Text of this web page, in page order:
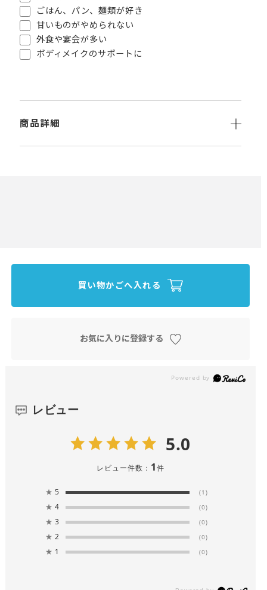
ごはん、パン、麺類が好き
甘いものがやめられない
外食や宴会が多い
ボディメイクのサポートに
商品詳細
買い物かごへ入れる
お気に入りに登録する
レビュー
5.0
レビュー件数： 1件
★ 5 (1)
★ 4 (0)
★ 3 (0)
★ 2 (0)
★ 1 (0)